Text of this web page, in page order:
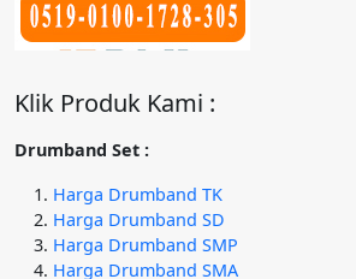
Klik Produk Kami :
Drumband Set :
Harga Drumband TK
Harga Drumband SD
Harga Drumband SMP
Harga Drumband SMA